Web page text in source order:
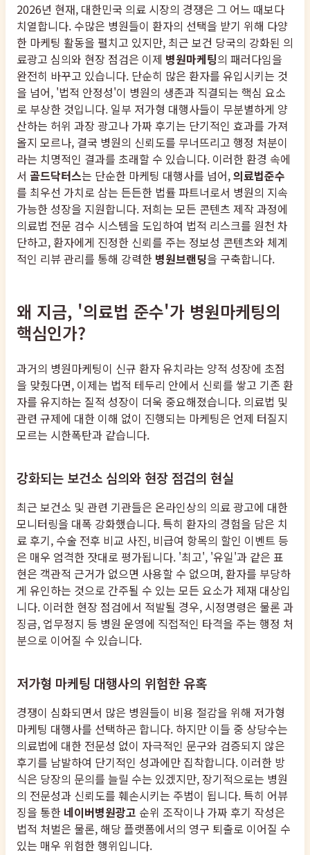
2026년 현재, 대한민국 의료 시장의 경쟁은 그 어느 때보다
치열합니다. 수많은 병원들이 환자의 선택을 받기 위해 다양
한 마케팅 활동을 펼치고 있지만, 최근 보건 당국의 강화된 의
료광고 심의와 현장 점검은 이제 병원마케팅의 패러다임을
완전히 바꾸고 있습니다. 단순히 많은 환자를 유입시키는 것
을 넘어, '법적 안정성'이 병원의 생존과 직결되는 핵심 요소
로 부상한 것입니다. 일부 저가형 대행사들이 무분별하게 양
산하는 허위 과장 광고나 가짜 후기는 단기적인 효과를 가져
올지 모르나, 결국 병원의 신뢰도를 무너뜨리고 행정 처분이
라는 치명적인 결과를 초래할 수 있습니다. 이러한 환경 속에
서 골드닥터스는 단순한 마케팅 대행사를 넘어,의료법준수
를 최우선 가치로 삼는 든든한 법률 파트너로서 병원의 지속
가능한 성장을 지원합니다. 저희는 모든 콘텐츠 제작 과정에
의료법 전문 검수 시스템을 도입하여 법적 리스크를 원천 차
단하고, 환자에게 진정한 신뢰를 주는 정보성 콘텐츠와 체계
적인 리뷰 관리를 통해 강력한 병원브랜딩을 구축합니다.
왜 지금, '의료법 준수'가 병원마케팅의
핵심인가?
과거의 병원마케팅이 신규 환자 유치라는 양적 성장에 초점
을 맞췄다면, 이제는 법적 테두리 안에서 신뢰를 쌓고 기존 환
자를 유지하는 질적 성장이 더욱 중요해졌습니다. 의료법 및
관련 규제에 대한 이해 없이 진행되는 마케팅은 언제 터질지
모르는 시한폭탄과 같습니다.
강화되는 보건소 심의와 현장 점검의 현실
최근 보건소 및 관련 기관들은 온라인상의 의료 광고에 대한
모니터링을 대폭 강화했습니다. 특히 환자의 경험을 담은 치
료 후기, 수술 전후 비교 사진, 비급여 항목의 할인 이벤트 등
은 매우 엄격한 잣대로 평가됩니다. '최고', '유일'과 같은 표
현은 객관적 근거가 없으면 사용할 수 없으며, 환자를 부당하
게 유인하는 것으로 간주될 수 있는 모든 요소가 제재 대상입
니다. 이러한 현장 점검에서 적발될 경우, 시정명령은 물론 과
징금, 업무정지 등 병원 운영에 직접적인 타격을 주는 행정 처
분으로 이어질 수 있습니다.
저가형 마케팅 대행사의 위험한 유혹
경쟁이 심화되면서 많은 병원들이 비용 절감을 위해 저가형
마케팅 대행사를 선택하곤 합니다. 하지만 이들 중 상당수는
의료법에 대한 전문성 없이 자극적인 문구와 검증되지 않은
후기를 남발하여 단기적인 성과에만 집착합니다. 이러한 방
식은 당장의 문의를 늘릴 수는 있겠지만, 장기적으로는 병원
의 전문성과 신뢰도를 훼손시키는 주범이 됩니다. 특히 어뷰
징을 통한 네이버병원광고 순위 조작이나 가짜 후기 작성은
법적 처벌은 물론, 해당 플랫폼에서의 영구 퇴출로 이어질 수
있는 매우 위험한 행위입니다.